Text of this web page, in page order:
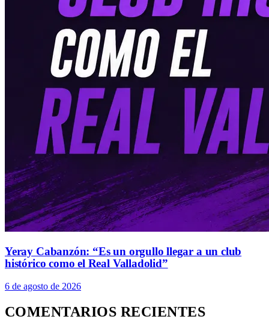
Yeray Cabanzón: “Es un orgullo llegar a un club
histórico como el Real Valladolid”
6 de agosto de 2026
COMENTARIOS RECIENTES